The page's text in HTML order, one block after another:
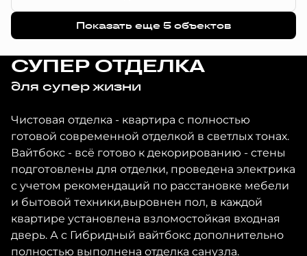
Показать еще 5 объектов
СУПЕР ОТДЕЛКА
для супер жизни
Чистовая отделка - квартира с полностью
готовой современной отделкой в светлых тонах.
Вайтбокс - всё готово к декорированию - стены
подготовлены для отделки, проведена электрика
с учетом рекомендаций по расстановке мебели
и бытовой техники,выровнен пол, в каждой
квартире установлена взломостойкая входная
дверь. А с Гибридный вайтбокс дополнительно
полностью выполнена отделка санузла.